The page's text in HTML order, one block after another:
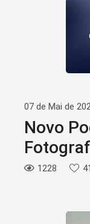
07 de Mai de
Novo
1228 41